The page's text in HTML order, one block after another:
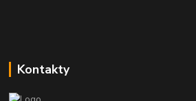
Kontakty